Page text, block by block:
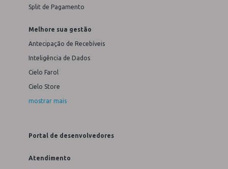
Split de Pagamento
Melhore sua gestão
Antecipação de Recebíveis
Inteligência de Dados
Cielo Farol
Cielo Store
mostrar mais
Portal de desenvolvedores
Atendimento